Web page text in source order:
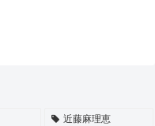
近藤麻理恵